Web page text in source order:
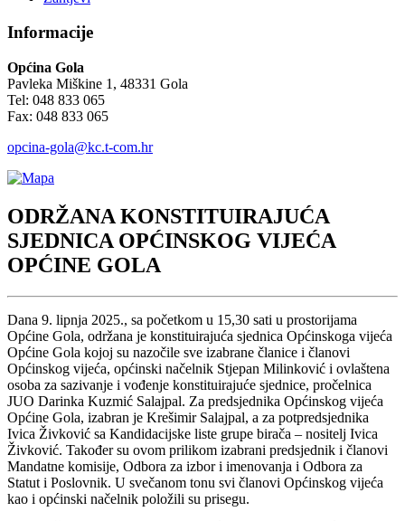
Informacije
Općina Gola
Pavleka Miškine 1, 48331 Gola
Tel: 048 833 065
Fax: 048 833 065
opcina-gola@kc.t-com.hr
ODRŽANA KONSTITUIRAJUĆA
SJEDNICA OPĆINSKOG VIJEĆA
OPĆINE GOLA
Dana 9. lipnja 2025., sa početkom u 15,30 sati u prostorijama
Općine Gola, održana je konstituirajuća sjednica Općinskoga vijeća
Općine Gola kojoj su nazočile sve izabrane članice i članovi
Općinskog vijeća, općinski načelnik Stjepan Milinković i ovlaštena
osoba za sazivanje i vođenje konstituirajuće sjednice, pročelnica
JUO Darinka Kuzmić Salajpal. Za predsjednika Općinskog vijeća
Općine Gola, izabran je Krešimir Salajpal, a za potpredsjednika
Ivica Živković sa Kandidacijske liste grupe birača – nositelj Ivica
Živković. Također su ovom prilikom izabrani predsjednik i članovi
Mandatne komisije, Odbora za izbor i imenovanja i Odbora za
Statut i Poslovnik. U svečanom tonu svi članovi Općinskog vijeća
kao i općinski načelnik položili su prisegu.